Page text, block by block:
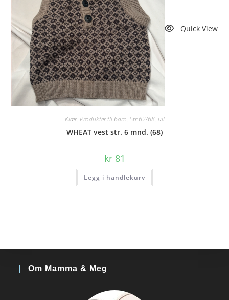
Quick View
Klær, Produkter til barn, Str 62/68, ull
WHEAT vest str. 6 mnd. (68)
kr81
Legg i handlekurv
Om Mamma & Meg